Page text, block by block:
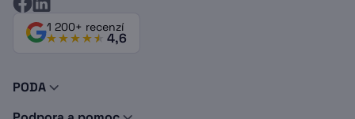
1 200+ recenzí
4,6
PODA